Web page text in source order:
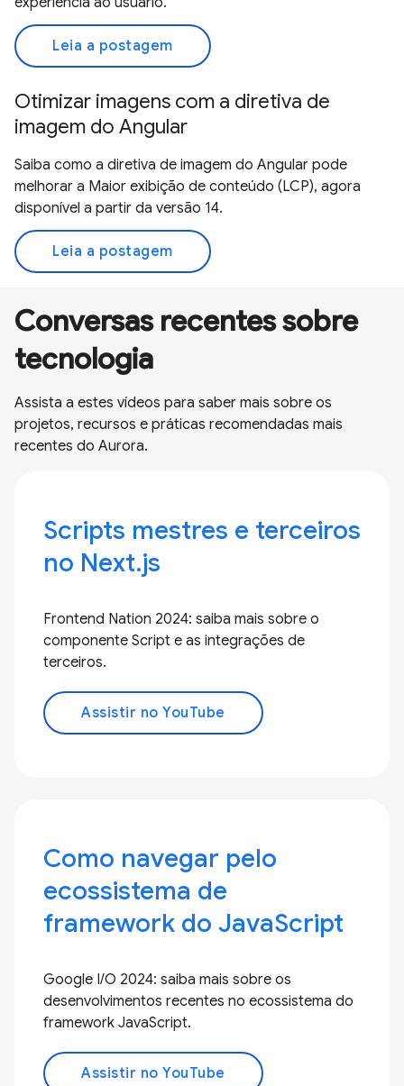
Leia a postagem
Otimizar imagens com a diretiva de
imagem do Angular
Saiba como a diretiva de imagem do Angular pode
melhorar a Maior exibição de conteúdo (LCP), agora
disponível a partir da versão 14.
Leia a postagem
Conversas recentes sobre
tecnologia
Assista a estes vídeos para saber mais sobre os
projetos, recursos e práticas recomendadas mais
recentes do Aurora.
Scripts mestres e terceiros
no Next.js
Frontend Nation 2024: saiba mais sobre o
componente Script e as integrações de
terceiros.
Assistir no YouTube
Como navegar pelo
ecossistema de
framework do JavaScript
Google I/O 2024: saiba mais sobre os
desenvolvimentos recentes no ecossistema do
framework JavaScript.
Assistir no YouTube